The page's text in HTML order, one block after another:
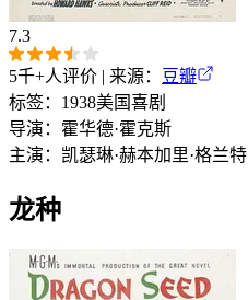
7.3
5千+人评价 | 来源：
豆瓣
标签： 1938美国喜剧
导演： 霍华德·霍克斯
主演： 凯瑟琳·赫本加里·格兰特
龙种